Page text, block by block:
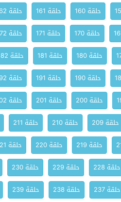
حلقة 160 حلقة 161 حلقة 162
حلقة 170 حلقة 171 حلقة 172
حلقة 180 حلقة 181 حلقة 182
حلقة 190 حلقة 191 حلقة 192
حلقة 200 حلقة 201 حلقة 202
حلقة 209 حلقة 210 حلقة 211
حلقة 219 حلقة 220 حلقة 221
حلقة 228 حلقة 229 حلقة 230
حلقة 237 حلقة 238 حلقة 239